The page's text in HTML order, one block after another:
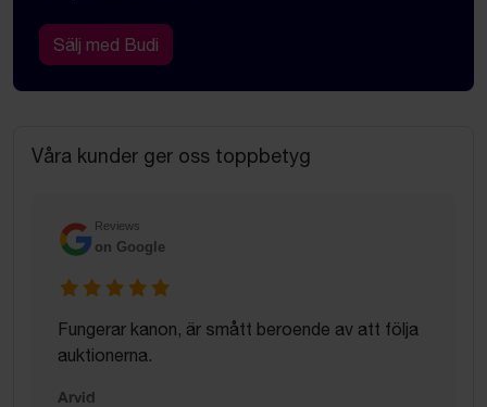
Sälj med Budi
Våra kunder ger oss toppbetyg
Reviews
on Google
Fungerar kanon, är smått beroende av att följa
auktionerna.
Arvid